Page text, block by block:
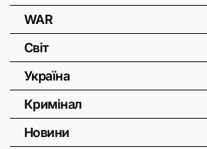
WAR
Світ
Україна
Кримінал
Новини